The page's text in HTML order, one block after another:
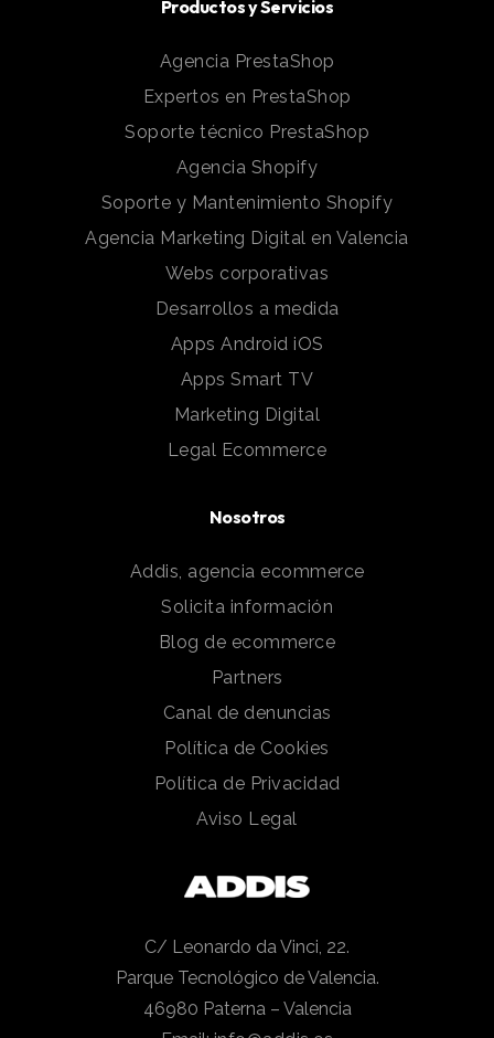
Productos y Servicios
Agencia PrestaShop
Expertos en PrestaShop
Soporte técnico PrestaShop
Agencia Shopify
Soporte y Mantenimiento Shopify
Agencia Marketing Digital en Valencia
Webs corporativas
Desarrollos a medida
Apps Android iOS
Apps Smart TV
Marketing Digital
Legal Ecommerce
Nosotros
Addis, agencia ecommerce
Solicita información
Blog de ecommerce
Partners
Canal de denuncias
Política de Cookies
Política de Privacidad
Aviso Legal
C/ Leonardo da Vinci, 22.
Parque Tecnológico de Valencia.
46980 Paterna – Valencia